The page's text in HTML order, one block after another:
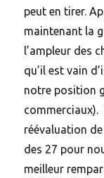
peut en tirer.
maintenant la
l’ampleur des
qu’il est vain
notre position
commerciaux).
réévaluation
des 27 pour
meilleur